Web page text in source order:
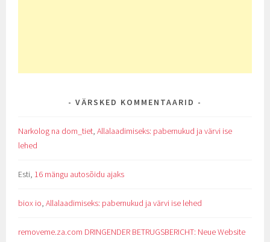
VÄRSKED KOMMENTAARID
Narkolog na dom_tiet,Allalaadimiseks: pabernukud ja värvi ise
lehed
Esti, 16 mängu autosõidu ajaks
biox io,Allalaadimiseks: pabernukud ja värvi ise lehed
removeme.za.com DRINGENDER BETRUGSBERICHT: Neue Website